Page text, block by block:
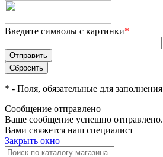
Введите символы с картинки*
* - Поля, обязательные для заполнения
Сообщение отправлено
Ваше сообщение успешно
Вами свяжется наш специалист
Закрыть окно